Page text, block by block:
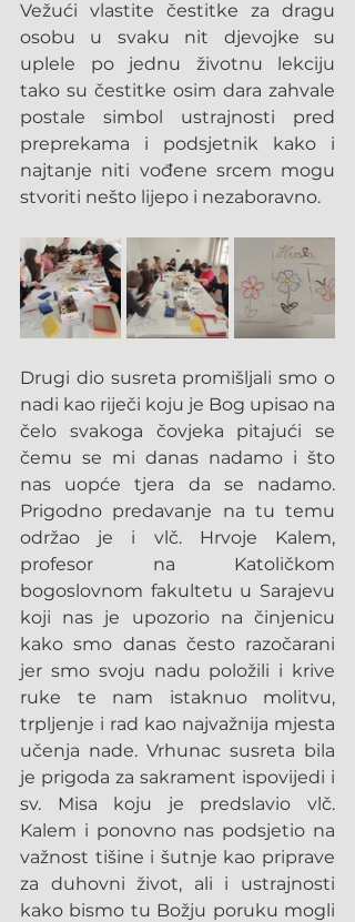
Vežući vlastite čestitke za dragu
osobu u svaku nit djevojke su
uplele po jednu životnu lekciju
tako su čestitke osim dara zahvale
postale simbol ustrajnosti pred
preprekama i podsjetnik kako i
najtanje niti vođene srcem mogu
stvoriti nešto lijepo i nezaboravno.
Drugi dio susreta promišljali smo o
nadi kao riječi koju je Bog upisao na
čelo svakoga čovjeka pitajući se
čemu se mi danas nadamo i što
nas uopće tjera da se nadamo.
Prigodno predavanje na tu temu
održao je i vlč. Hrvoje Kalem,
profesor na Katoličkom
bogoslovnom fakultetu u Sarajevu
koji nas je upozorio na činjenicu
kako smo danas često razočarani
jer smo svoju nadu položili i krive
ruke te nam istaknuo molitvu,
trpljenje i rad kao najvažnija mjesta
učenja nade. Vrhunac susreta bila
je prigoda za sakrament ispovijedi i
sv. Misa koju je predslavio vlč.
Kalem i ponovno nas podsjetio na
važnost tišine i šutnje kao priprave
za duhovni život, ali i ustrajnosti
kako bismo tu Božju poruku mogli